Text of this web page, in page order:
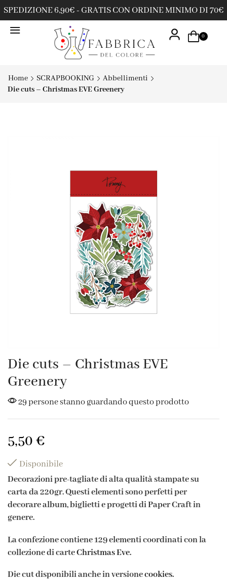
SPEDIZIONE 6,90€ - GRATIS CON ORDINE MINIMO DI 70€
0
Home SCRAPBOOKING
Abbellimenti
Die cuts – Christmas EVE Greenery
Die cuts – Christmas EVE
Greenery
29 persone stanno guardando questo prodotto
5,50 €
Disponibile
Decorazioni pre-tagliate di alta qualità stampate su
carta da 220gr. Questi elementi sono perfetti per
decorare album, biglietti e progetti di Paper Craft in
genere.
La confezione contiene 129 elementi coordinati con la
collezione di carteChristmas Eve.
Die cut disponibili anche in versionecookies.